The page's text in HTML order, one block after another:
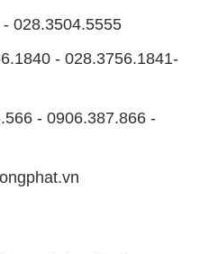
028.3504.5555
- 028.3756.1841-
- 0906.387.866 -